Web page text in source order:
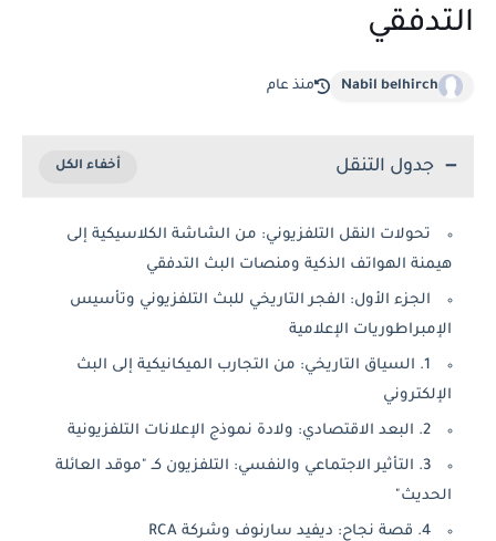
التدفقي
Nabil belhirch منذ عام
جدول التنقل
تحولات النقل التلفزيوني: من الشاشة الكلاسيكية إلى
هيمنة الهواتف الذكية ومنصات البث التدفقي
الجزء الأول: الفجر التاريخي للبث التلفزيوني وتأسيس
الإمبراطوريات الإعلامية
1. السياق التاريخي: من التجارب الميكانيكية إلى البث
الإلكتروني
2. البعد الاقتصادي: ولادة نموذج الإعلانات التلفزيونية
3. التأثير الاجتماعي والنفسي: التلفزيون كـ "موقد العائلة
الحديث"
4. قصة نجاح: ديفيد سارنوف وشركة RCA